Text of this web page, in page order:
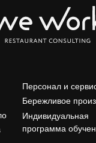
Персонал и
Бережливое
Индивидуальная
программа